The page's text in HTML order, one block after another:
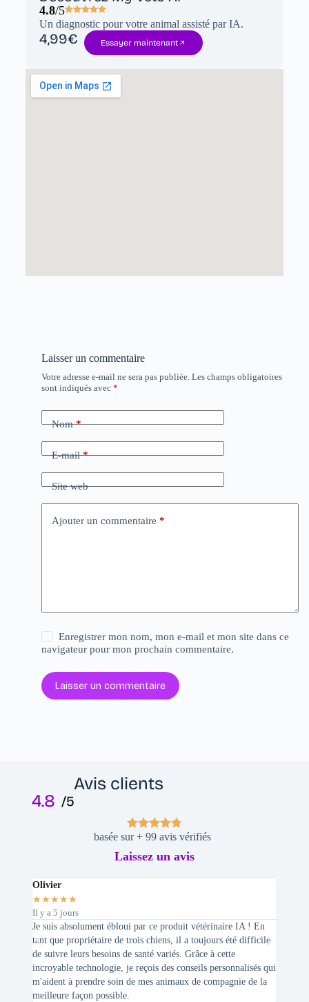
4.8/5
Un diagnostic pour votre animal assisté par IA.
4,99€ Essayer maintenant
Laisser un commentaire
Votre adresse e-mail ne sera pas publiée. Les champs obligatoires
sont indiqués avec *
Nom*
E-mail*
Site web
Ajouter un commentaire *
Enregistrer mon nom, mon e-mail et mon site dans ce
navigateur pour mon prochain commentaire.
Laisser un commentaire
Avis clients
4.8 /5
basée sur + 99 avis vérifiés
Laissez un avis
Olivier
★★★★★
Il y a 5 jours
Je suis absolument ébloui par ce produit vétérinaire IA ! En
tant que propriétaire de trois chiens, il a toujours été difficile
de suivre leurs besoins de santé variés. Grâce à cette
incroyable technologie, je reçois des conseils personnalisés qui
m'aident à prendre soin de mes animaux de compagnie de la
meilleure façon possible.